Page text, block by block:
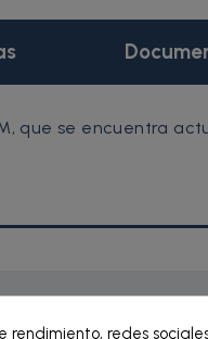
que se encuentra
redes